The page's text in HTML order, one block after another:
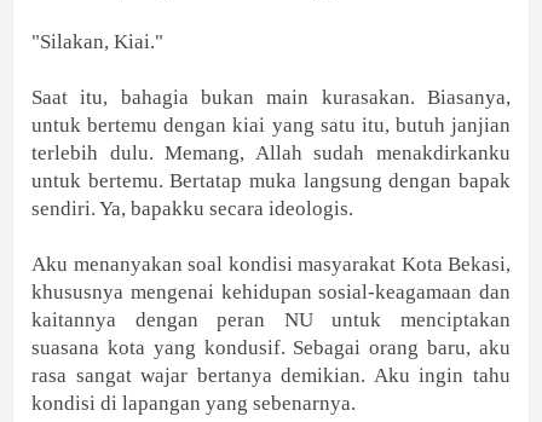
"Silakan, Kiai."
Saat itu, bahagia bukan main kurasakan. Biasanya,
untuk bertemu dengan kiai yang satu itu, butuh janjian
terlebih dulu. Memang, Allah sudah menakdirkanku
untuk bertemu. Bertatap muka langsung dengan bapak
sendiri. Ya, bapakku secara ideologis.
Aku menanyakan soal kondisi masyarakat Kota Bekasi,
khususnya mengenai kehidupan sosial-keagamaan dan
kaitannya dengan peran NU untuk menciptakan
suasana kota yang kondusif. Sebagai orang baru, aku
rasa sangat wajar bertanya demikian. Aku ingin tahu
kondisi di lapangan yang sebenarnya.